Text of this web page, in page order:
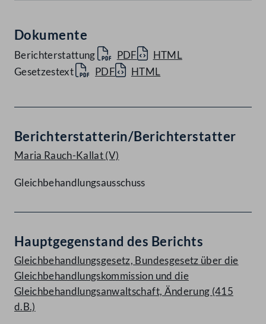
Dokumente
Berichterstattung PDF
HTML
Gesetzestext
PDF HTML
Berichterstatterin/Berichterstatter
Maria Rauch-Kallat(V)
Gleichbehandlungsausschuss
Hauptgegenstand des Berichts
Gleichbehandlungsgesetz, Bundesgesetz über die
Gleichbehandlungskommission und die
Gleichbehandlungsanwaltschaft, Änderung (415
d.B.)